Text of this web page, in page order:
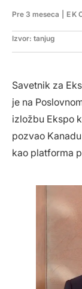
Pre 3 meseca
Izvor: tanjug
Savetnik za
je na
izložbu Ekspo
pozvao
kao platforma